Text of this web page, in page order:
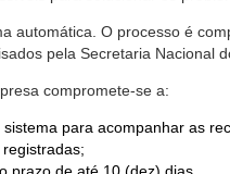
automática. O processo é
pela Secretaria Nacional
compromete-se a:
para acompanhar as